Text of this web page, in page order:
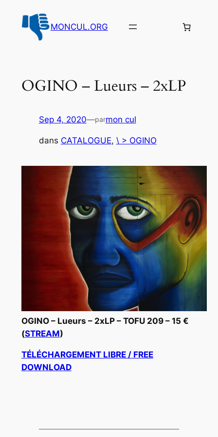
contenu
MONCUL.ORG
OGINO – Lueurs – 2xLP
Sep 4, 2020—parmon cul
dans CATALOGUE, \ > OGINO
OGINO – Lueurs – 2xLP – TOFU 209 – 15 €
(STREAM)
TÉLÉCHARGEMENT LIBRE / FREE
DOWNLOAD